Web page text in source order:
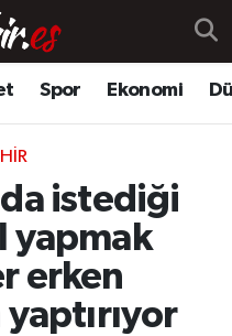
Spor Ekonomi
istediği
yapmak
erken